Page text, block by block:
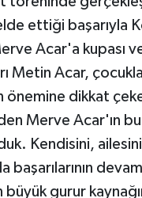
ettiği başarıyla
Acar'a kupası
Metin Acar,
önemine dikkat
Merve Acar'ın bu
Kendisini,
gurur